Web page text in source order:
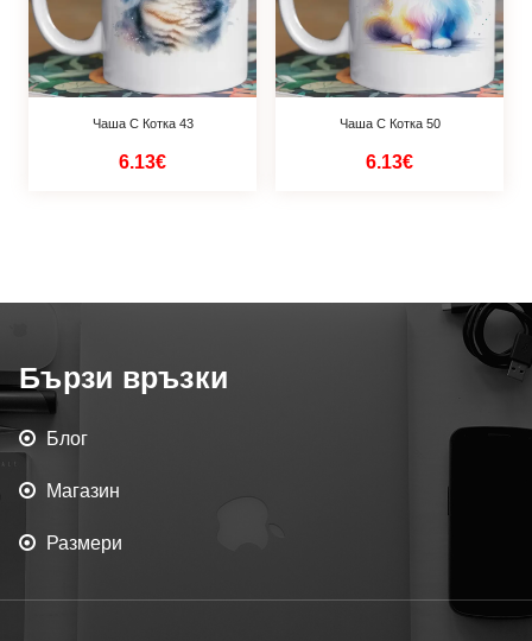
Чаша С Котка 43
6.13€
Чаша С Котка 50
6.13€
Бързи връзки
Блог
Магазин
Размери